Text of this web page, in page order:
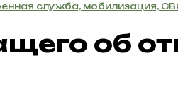
служба, мобилизация,
об